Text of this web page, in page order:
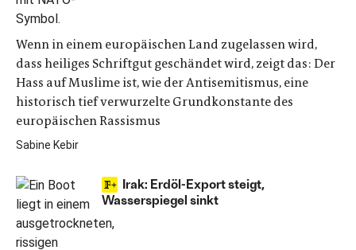
Wenn in einem europäischen Land zugelassen wird,
dass heiliges Schriftgut geschändet wird, zeigt das: Der
Hass auf Muslime ist, wie der Antisemitismus, eine
historisch tief verwurzelte Grundkonstante des
europäischen Rassismus
Sabine Kebir
Irak: Erdöl-Export steigt,
Wasserspiegel sinkt